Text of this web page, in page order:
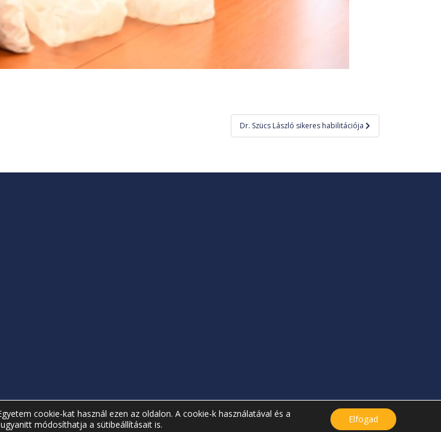
Dr. Szücs László sikeres habilitációja
A jelenlegi oldal frissítve: 2025.12.04.
cookie-kat használ ezen az oldalon. A cookie-k használatával és a
módosíthatja a sütibeállításait is. Elfogad